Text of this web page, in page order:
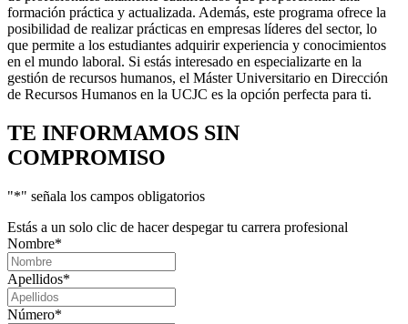
formación práctica y actualizada. Además, este programa ofrece la
posibilidad de realizar prácticas en empresas líderes del sector, lo
que permite a los estudiantes adquirir experiencia y conocimientos
en el mundo laboral. Si estás interesado en especializarte en la
gestión de recursos humanos, el Máster Universitario en Dirección
de Recursos Humanos en la UCJC es la opción perfecta para ti.
TE INFORMAMOS SIN
COMPROMISO
"*" señala los campos obligatorios
Estás a un solo clic de hacer despegar tu carrera profesional
Nombre*
Apellidos*
Número*